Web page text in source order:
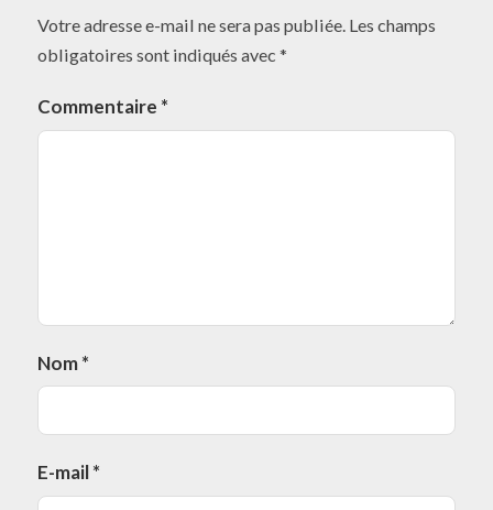
Votre adresse e-mail ne sera pas publiée. Les champs
obligatoires sont indiqués avec *
Commentaire *
Nom*
E-mail*